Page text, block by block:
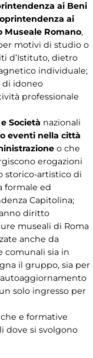
ai Beni
ai
Museale Romano,
motivi di studio o
d’Istituto, dietro
individuale;
idoneo
professionale
Società nazionali
eventi nella città
o che
erogazioni
storico-artistico di
formale ed
Capitolina;
diritto
museali di Roma
anche da
sia in
il gruppo, sia per
solo ingresso per
e formative
dove si svolgono